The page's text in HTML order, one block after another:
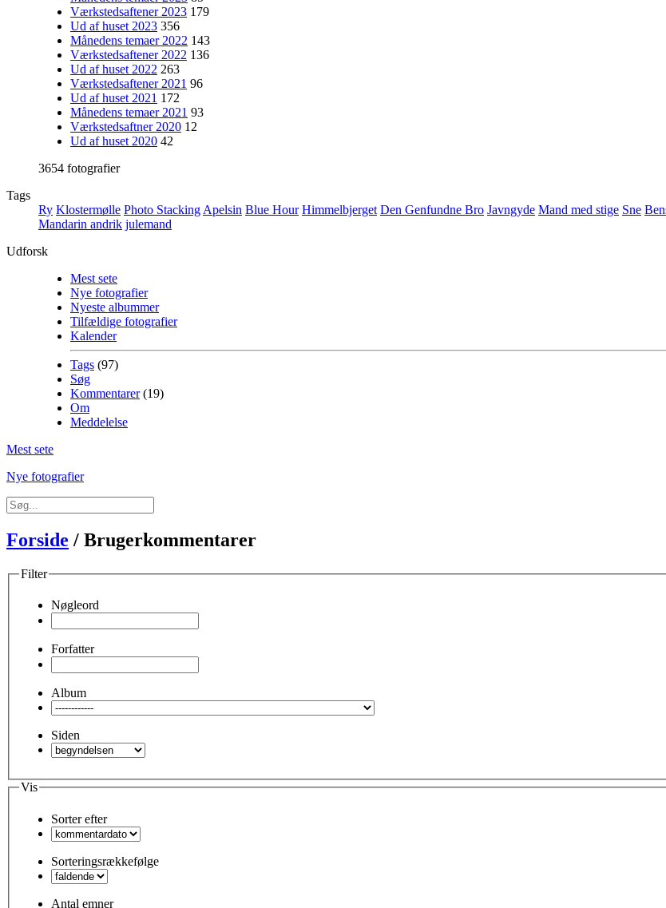
Værkstedsaftener 2023 179
Ud af huset 2023 356
Månedens temaer 2022 143
Værkstedsaftener 2022 136
Ud af huset 2022 263
Værkstedsaftener 2021 96
Ud af huset 2021 172
Månedens temaer 2021 93
Værkstedsaftner 2020 12
Ud af huset 2020 42
3654 fotografier
Tags
Ry Klostermølle Photo Stacking Apelsin Blue Hour Himmelbjerget Den Genfundne Bro Javngyde Mand med stige Sne
Mandarin andrik julemand
Udforsk
Mest sete
Nye fotografier
Nyeste albummer
Tilfældige fotografier
Kalender
Tags (97)
Søg
Kommentarer(19)
Om
Meddelelse
Mest sete
Nye fotografier
Forside / Brugerkommentarer
Filter
Nøgleord
Forfatter
Album
Siden
Vis
Sorter efter
Sorteringsrækkefølge
Antal emner